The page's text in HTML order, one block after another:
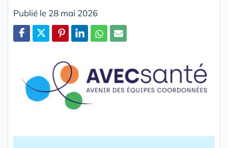
Publié le 28 mai 2026